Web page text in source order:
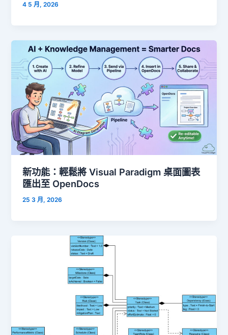
4 5 月, 2026
新功能：輕鬆將 Visual Paradigm 桌面圖表
匯出至 OpenDocs
25 3 月, 2026